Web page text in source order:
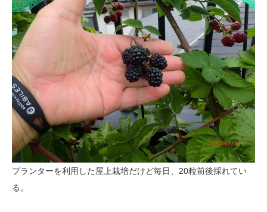
プランターを利用した屋上栽培だけど毎日、20粒前後採れてい
る。